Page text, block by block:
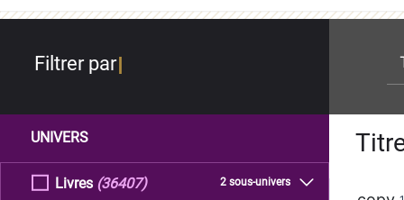
Filtrer par
UNIVERS
Livres 2 sous-univers
(36407)